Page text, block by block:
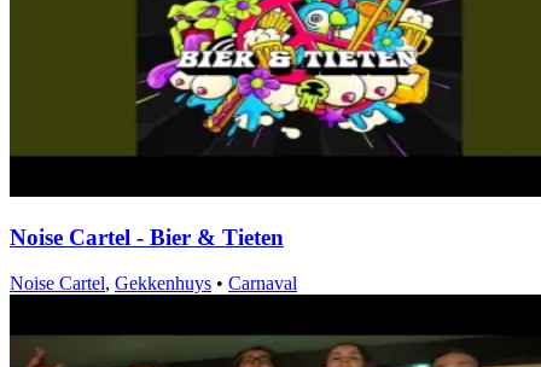
Noise Cartel - Bier & Tieten
Noise Cartel, Gekkenhuys • Carnaval